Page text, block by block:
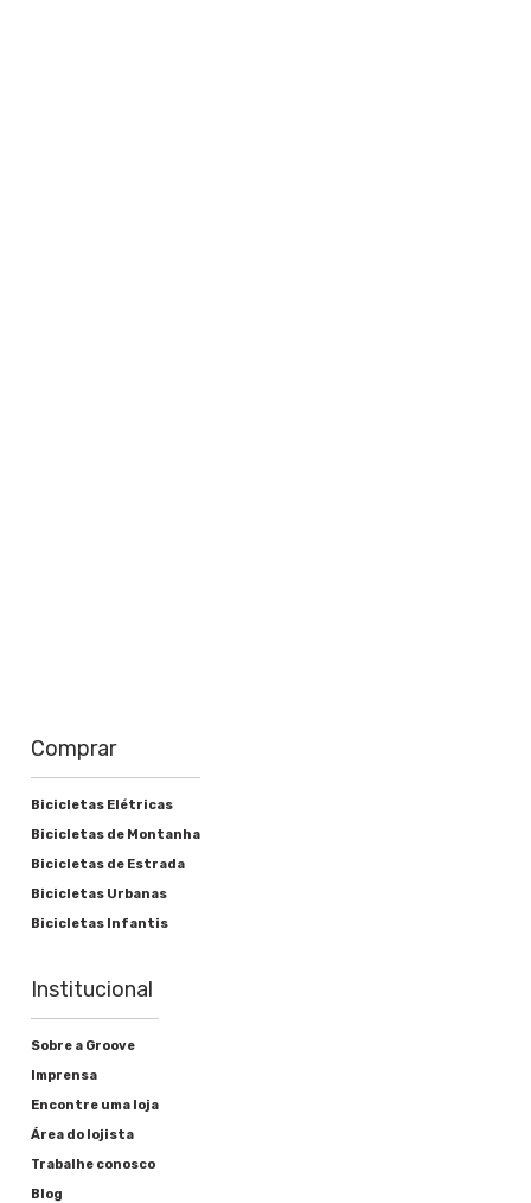
Comprar
Bicicletas Elétricas
Bicicletas de Montanha
Bicicletas de Estrada
Bicicletas Urbanas
Bicicletas Infantis
Institucional
Sobre a Groove
Imprensa
Encontre uma loja
Área do lojista
Trabalhe conosco
Blog